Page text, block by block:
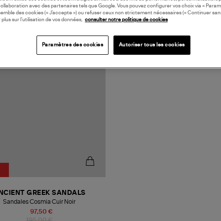
97,50 €
GREEK SANDALS
Sandales Cosmia Cuir Noir
avec des partenaires tels que Google. Vous pouvez configurer vos choix via «
des cookies (« J’accepte ») ou refuser ceux non strictement nécessaires (« Continuer
plus sur l’utilisation de vos données,
consulter notre politique de cookies
Paramètres des cookies Autoriser tous les cookies